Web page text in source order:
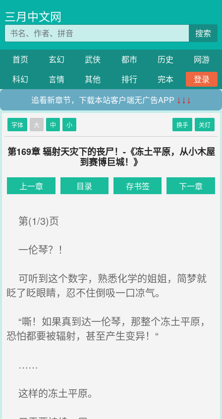
三月中文网
搜索
首页 玄幻 武侠 都市 历史
网游
科幻
言情 其他 排行 完本
登录
追看新章节，下载本站客户端无广告APP ↓↓↓
字体 大 中 小 换手 关灯
第169章 辐射天灾下的丧尸！-《冻土平原，从小木屋
到赛博巨城！》
上一章 目录 存书签 下一章
第(1/3)页
一伦琴？！
可听到这个数字，熟悉化学的姐姐，简梦就
眨了眨眼睛，忍不住倒吸一口凉气。
“嘶！如果真到达一伦琴，那整个冻土平原，
恐怕都要被辐射，甚至产生变异！“
……
这样的冻土平原。